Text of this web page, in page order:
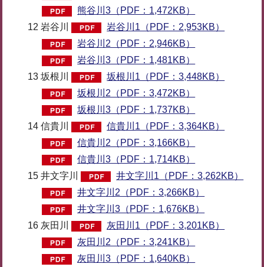
熊谷川3（PDF：1,472KB）
12 岩谷川
岩谷川1（PDF：2,953KB）
岩谷川2（PDF：2,946KB）
岩谷川3（PDF：1,481KB）
13 坂根川
坂根川1（PDF：3,448KB）
坂根川2（PDF：3,472KB）
坂根川3（PDF：1,737KB）
14 信貴川
信貴川1（PDF：3,364KB）
信貴川2（PDF：3,166KB）
信貴川3（PDF：1,714KB）
15 井文字川
井文字川1（PDF：3,262KB）
井文字川2（PDF：3,266KB）
井文字川3（PDF：1,676KB）
16 灰田川
灰田川1（PDF：3,201KB）
灰田川2（PDF：3,241KB）
灰田川3（PDF：1,640KB）